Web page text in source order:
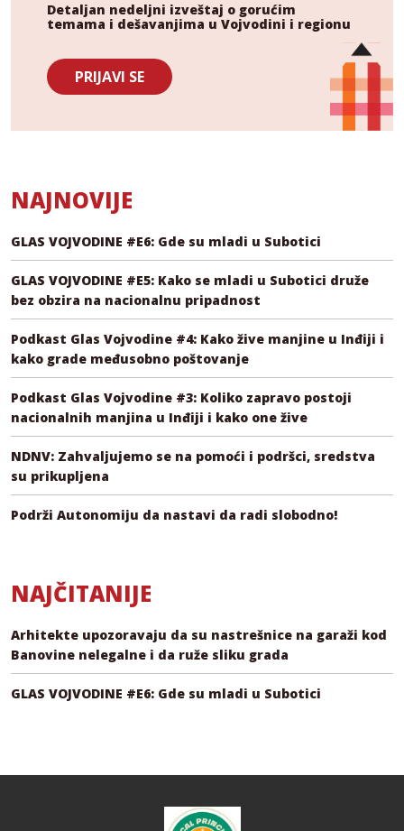
Detaljan nedeljni izveštaj o gorućim
temama i dešavanjima u Vojvodini i regionu
PRIJAVI SE
NAJNOVIJE
GLAS VOJVODINE #E6: Gde su mladi u Subotici
GLAS VOJVODINE #E5: Kako se mladi u Subotici druže
bez obzira na nacionalnu pripadnost
Podkast Glas Vojvodine #4: Kako žive manjine u Inđiji i
kako grade međusobno poštovanje
Podkast Glas Vojvodine #3: Koliko zapravo postoji
nacionalnih manjina u Inđiji i kako one žive
NDNV: Zahvaljujemo se na pomoći i podršci, sredstva
su prikupljena
Podrži Autonomiju da nastavi da radi slobodno!
NAJČITANIJE
Arhitekte upozoravaju da su nastrešnice na garaži kod
Banovine nelegalne i da ruže sliku grada
GLAS VOJVODINE #E6: Gde su mladi u Subotici